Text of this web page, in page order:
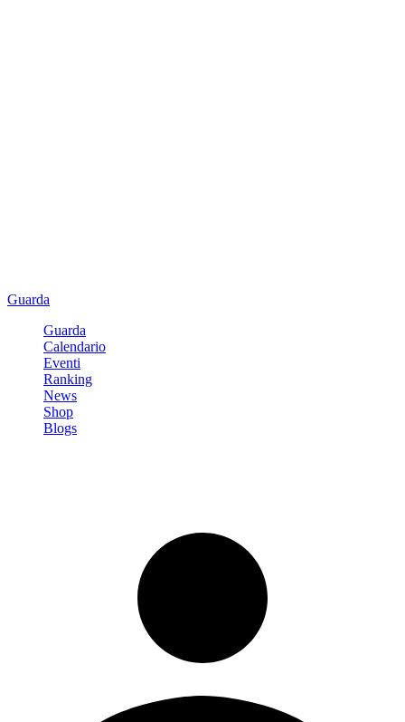
Guarda
Guarda
Calendario
Eventi
Ranking
News
Shop
Blogs